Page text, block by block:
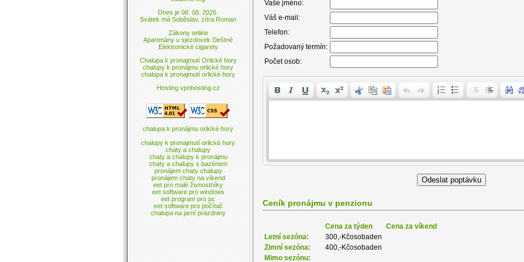
Dnes je 08. 08. 2026.
Svátek má Soběslav, zítra Roman
Zákony online
Apartmány u sjezdovek Deštné
Elektronické cigarety
Chalupa k pronajmutí Orlické hory
chalupy k pronájmu orlické hory
chalupa k pronajmutí orlické hory
Hosting vpnhosting.cz
chalupa k pronájmu orlické hory
chalupy k pronajmutí orlické hory
chaty a chalupy
chaty a chalupy k pronájmu
chaty a chalupy s bazénem
pronájem chaty chalupy
pronájem chaty na víkend
eet pro malé živnostníky
eet software pro windows
eet program pro pc
eet software pro počítač
chalupa na jarní prázdniny
Vaše jméno:
Váš e-mail:
Telefon:
Požadovaný termín:
Počet osob:
Ceník pronájmu v penzionu
Cena za týden
Cena za víkend
Letní sezóna:
300,-Kčosobaden
Zimní sezóna:
400,-Kčosobaden
Mimo sezónu: